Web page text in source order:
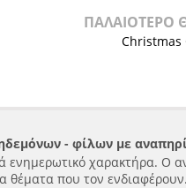
ΠΑΛΑΙΟΤΕΡΟ
Christmas
- φίλων με
χαρακτήρα. Ο
θέματα που τον